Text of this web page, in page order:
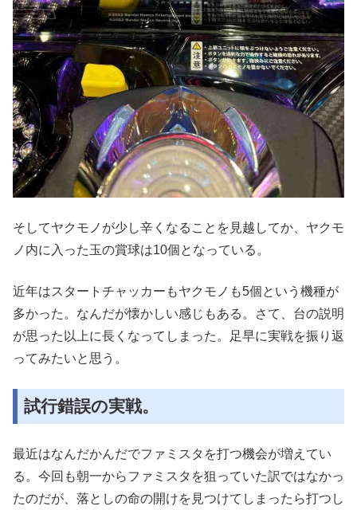
そしてヤクモノが少し辛くなることを見越してか、ヤクモ
ノ内に入った玉の賞球は10個となっている。
近年はスタートチャッカーもヤクモノも5個という機種が
多かった。なんだが懐かしい感じもある。さて、台の説明
が思った以上に長くなってしまった。足早に実戦を振り返
ってみたいと思う。
試行錯誤の実戦。
最近はなんだかんだでファミスタを打つ機会が増えてい
る。今回も朝一からファミスタを狙っていた訳ではなかっ
たのだが、落としの命の開けを見つけてしまったら打つし